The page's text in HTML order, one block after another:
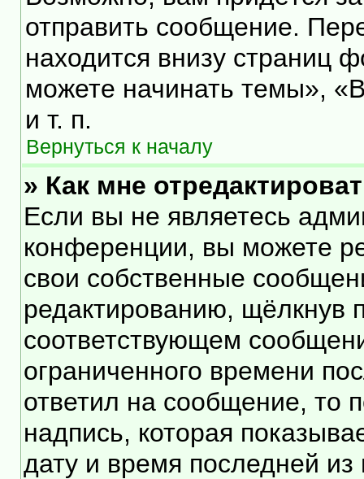
отправить сообщение.
находится внизу
можете начинать темы»,
и т. п.
Вернуться к началу
» Как мне
Если вы не являетесь
конференции, вы можете
свои собственные
редактированию, щёлкнув
соответствующем
ограниченного времени
ответил на сообщение, то
надпись, которая
дату и время последней